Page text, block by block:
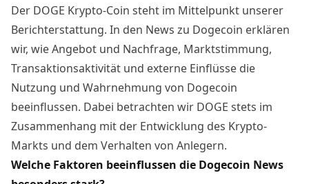
Der DOGE Krypto-Coin steht im Mittelpunkt unserer
Berichterstattung. In den News zu Dogecoin erklären
wir, wie Angebot und Nachfrage, Marktstimmung,
Transaktionsaktivität und externe Einflüsse die
Nutzung und Wahrnehmung von Dogecoin
beeinflussen. Dabei betrachten wir DOGE stets im
Zusammenhang mit der Entwicklung des Krypto-
Markts und dem Verhalten von Anlegern.
Welche Faktoren beeinflussen die Dogecoin News